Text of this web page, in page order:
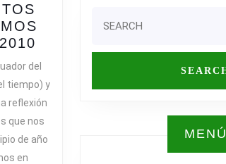
DE
LOS
PROPÓSITOS
QUE
HICIMOS
PARA
del
tiempo) y
reflexión
que nos
de año
en
for:
MENÚ